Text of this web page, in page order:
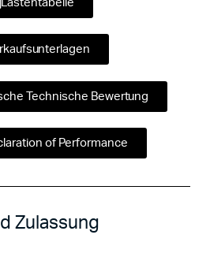
Lastentabelle
Technische Bewertung
of Performance
Zulassung